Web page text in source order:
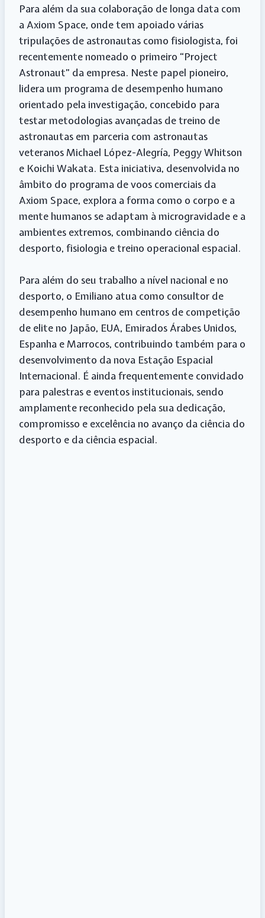
Para além da sua colaboração de longa data com
a Axiom Space, onde tem apoiado várias
tripulações de astronautas como fisiologista, foi
recentemente nomeado o primeiro “Project
Astronaut” da empresa. Neste papel pioneiro,
lidera um programa de desempenho humano
orientado pela investigação, concebido para
testar metodologias avançadas de treino de
astronautas em parceria com astronautas
veteranos Michael López-Alegría, Peggy Whitson
e Koichi Wakata. Esta iniciativa, desenvolvida no
âmbito do programa de voos comerciais da
Axiom Space, explora a forma como o corpo e a
mente humanos se adaptam à microgravidade e a
ambientes extremos, combinando ciência do
desporto, fisiologia e treino operacional espacial.
Para além do seu trabalho a nível nacional e no
desporto, o Emiliano atua como consultor de
desempenho humano em centros de competição
de elite no Japão, EUA, Emirados Árabes Unidos,
Espanha e Marrocos, contribuindo também para o
desenvolvimento da nova Estação Espacial
Internacional. É ainda frequentemente convidado
para palestras e eventos institucionais, sendo
amplamente reconhecido pela sua dedicação,
compromisso e excelência no avanço da ciência do
desporto e da ciência espacial.